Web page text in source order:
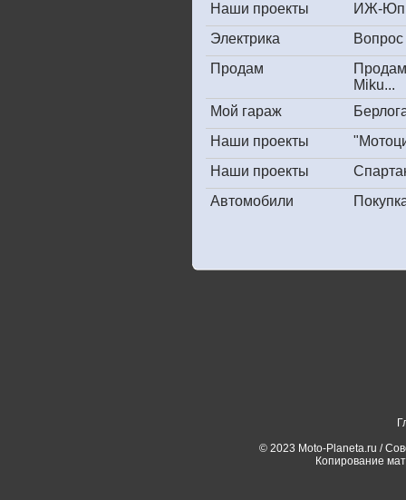
Наши проекты
ИЖ-
Электрика
Вопрос
Продам
Miku...
Мой гараж
Наши проекты
Наши проекты
Автомобили
© 2023 Moto-Planeta.ru /
Копирование